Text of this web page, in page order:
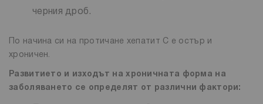
черния дроб.
По начина си на протичане хепатит С е остър и
хроничен.
Развитието и изходът на хроничната форма на
заболяването се определят от различни фактори: